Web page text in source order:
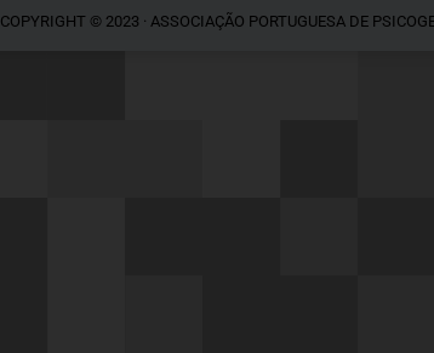
COPYRIGHT © 2023 · ASSOCIAÇÃO PORTUGUESA DE